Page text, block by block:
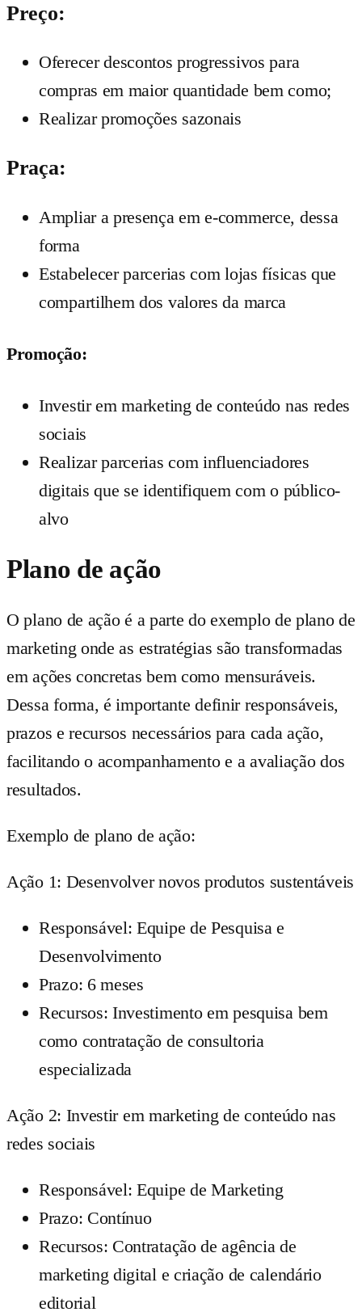
Preço:
Oferecer descontos progressivos para
compras em maior quantidade bem como;
Realizar promoções sazonais
Praça:
Ampliar a presença em e-commerce, dessa
forma
Estabelecer parcerias com lojas físicas que
compartilhem dos valores da marca
Promoção:
Investir em marketing de conteúdo nas redes
sociais
Realizar parcerias com influenciadores
digitais que se identifiquem com o público-
alvo
Plano de ação
O plano de ação é a parte do exemplo de plano de
marketing onde as estratégias são transformadas
em ações concretas bem como mensuráveis.
Dessa forma, é importante definir responsáveis,
prazos e recursos necessários para cada ação,
facilitando o acompanhamento e a avaliação dos
resultados.
Exemplo de plano de ação:
Ação 1: Desenvolver novos produtos sustentáveis
Responsável: Equipe de Pesquisa e
Desenvolvimento
Prazo: 6 meses
Recursos: Investimento em pesquisa bem
como contratação de consultoria
especializada
Ação 2: Investir em marketing de conteúdo nas
redes sociais
Responsável: Equipe de Marketing
Prazo: Contínuo
Recursos: Contratação de agência de
marketing digital e criação de calendário
editorial